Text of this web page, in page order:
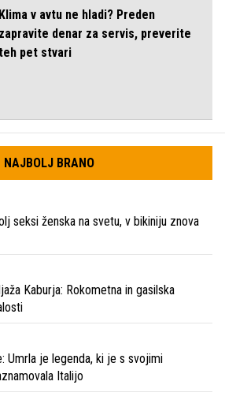
Klima v avtu ne hladi? Preden
zapravite denar za servis, preverite
teh pet stvari
NAJBOLJ BRANO
seksi ženska na svetu, v bikiniju znova
Kaburja: Rokometna in gasilska
Umrla je legenda, ki je s svojimi
Italijo